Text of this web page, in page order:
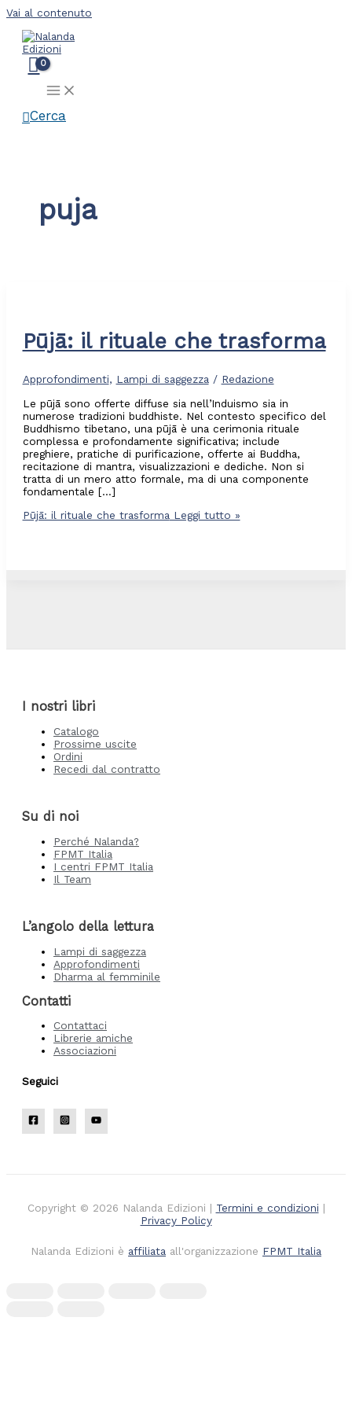
Vai al contenuto
Cerca
puja
Pūjā: il rituale che trasforma
Approfondimenti, Lampi di saggezza / Redazione
Le pūjā sono offerte diffuse sia nell’Induismo sia in
numerose tradizioni buddhiste. Nel contesto specifico del
Buddhismo tibetano, una pūjā è una cerimonia rituale
complessa e profondamente significativa; include
preghiere, pratiche di purificazione, offerte ai Buddha,
recitazione di mantra, visualizzazioni e dediche. Non si
tratta di un mero atto formale, ma di una componente
fondamentale […]
Pūjā: il rituale che trasforma Leggi tutto »
I nostri libri
Catalogo
Prossime uscite
Ordini
Recedi dal contratto
Su di noi
Perché Nalanda?
FPMT Italia
I centri FPMT Italia
Il Team
L’angolo della lettura
Lampi di saggezza
Approfondimenti
Dharma al femminile
Contatti
Contattaci
Librerie amiche
Associazioni
Seguici
Copyright © 2026 Nalanda Edizioni | Termini e condizioni |
Privacy Policy
Nalanda Edizioni è affiliata all'organizzazione FPMT Italia